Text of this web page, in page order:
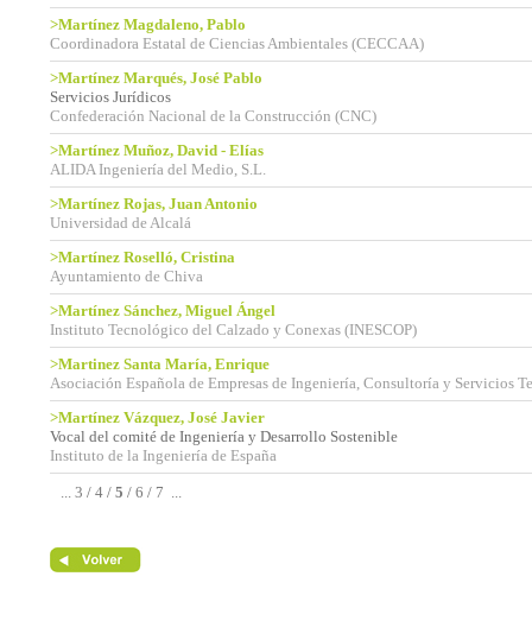
>Martínez Magdaleno, Pablo
Coordinadora Estatal de Ciencias Ambientales (CECCAA)
>Martínez Marqués, José Pablo
Servicios Jurídicos
Confederación Nacional de la Construcción (CNC)
>Martínez Muñoz, David - Elías
ALIDA Ingeniería del Medio, S.L.
>Martínez Rojas, Juan Antonio
Universidad de Alcalá
>Martínez Roselló, Cristina
Ayuntamiento de Chiva
>Martínez Sánchez, Miguel Ángel
Instituto Tecnológico del Calzado y Conexas (INESCOP)
>Martinez Santa María, Enrique
Asociación Española de Empresas de Ingeniería, Consultoría y Servicios
>Martínez Vázquez, José Javier
Vocal del comité de Ingeniería y Desarrollo Sostenible
Instituto de la Ingeniería de España
... 3 / 4 / 5 / 6 / 7 ...